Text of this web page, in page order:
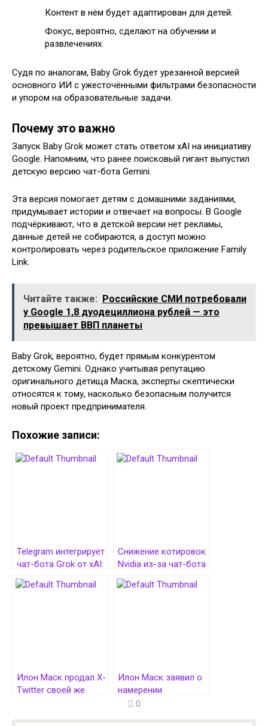
Контент в нём будет адаптирован для детей.
Фокус, вероятно, сделают на обучении и
развлечениях.
Судя по аналогам, Baby Grok будет урезанной версией
основного ИИ с ужесточёнными фильтрами безопасности
и упором на образовательные задачи.
Почему это важно
Запуск Baby Grok может стать ответом xAI на инициативу
Google. Напомним, что ранее поисковый гигант выпустил
детскую версию чат-бота Gemini.
Эта версия помогает детям с домашними заданиями,
придумывает истории и отвечает на вопросы. В Google
подчёркивают, что в детской версии нет рекламы,
данные детей не собираются, а доступ можно
контролировать через родительское приложение Family
Link.
Читайте также:
Российские СМИ потребовали
у Google 1,8 дуодециллиона рублей — это
превышает ВВП планеты
Baby Grok, вероятно, будет прямым конкурентом
детскому Gemini. Однако учитывая репутацию
оригинального детища Маска, эксперты скептически
относятся к тому, насколько безопасным получится
новый проект предпринимателя.
Похожие записи:
Telegram интегрирует
чат-бота Grok от xAI:
партнерство Павла
Дурова и Илона
Снижение котировок
Nvidia из-за чат-бота
DeepSeek
продолжилось
Илон Маск продал X-
Twitter своей же
Илон Маск заявил о
намерении
руководить Tesla
0